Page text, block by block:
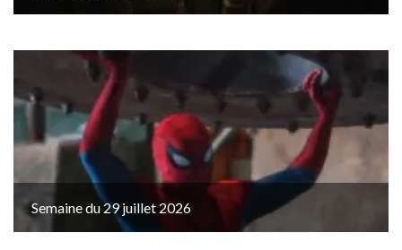
Semaine du 29 juillet 2026